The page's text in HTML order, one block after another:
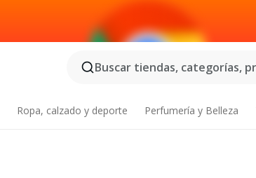
Buscar tiendas, categorías,
Ropa, calzado y deporte Perfumería y Belleza